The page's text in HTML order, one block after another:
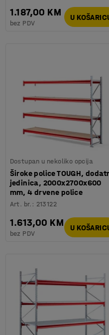
1.187,00 KM
bez PDV
U
Dostupan u nekoliko opcija
Široke police TOUGH,
jedinica, 2000x2700x600
mm, 4 drvene police
Art. br. : 213122
1.613,00 KM
bez PDV
U